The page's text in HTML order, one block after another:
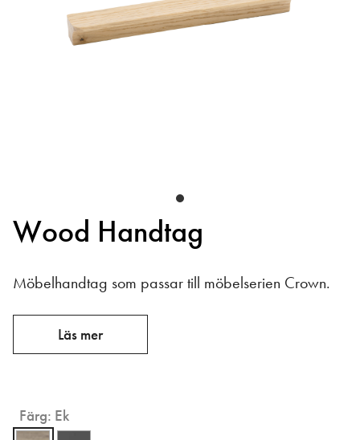
Wood Handtag
Möbelhandtag som passar till möbelserien Crown.
Läs mer
Färg: Ek